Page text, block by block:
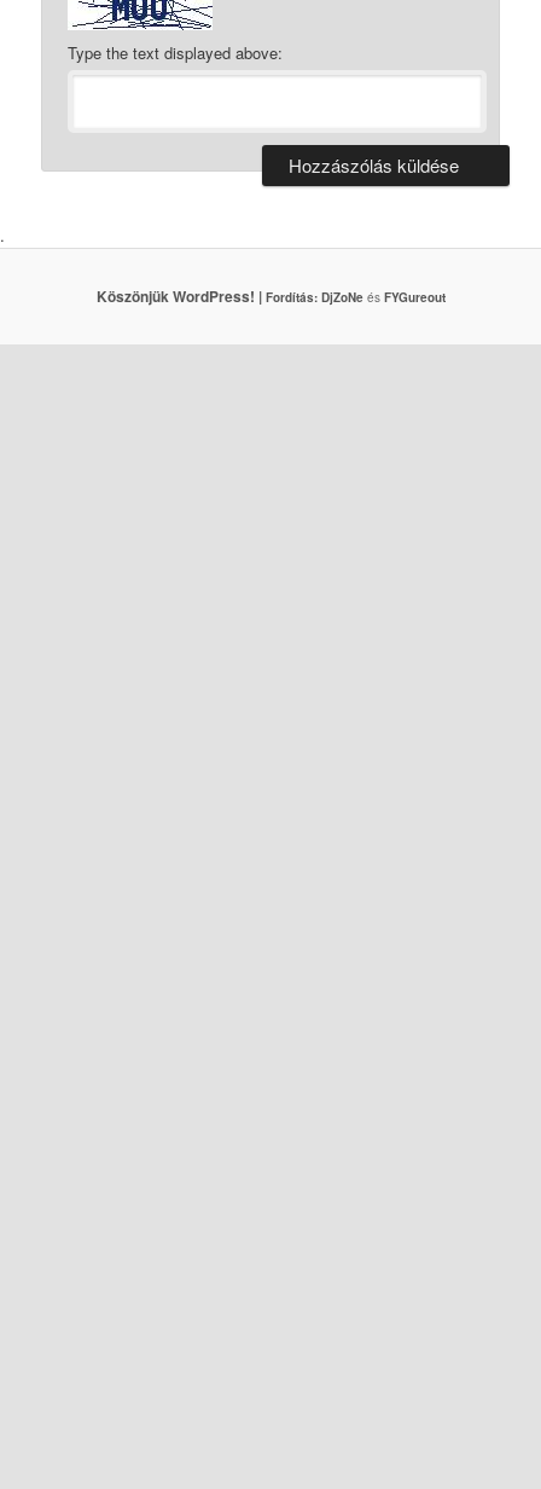
Type the text displayed above:
.
Köszönjük WordPress! | Fordítás: DjZoNeés FYGureout